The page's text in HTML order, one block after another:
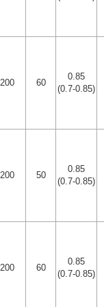
200 60
0.85
(0.7-0.85)
200 50
0.85
(0.7-0.85)
200 60
0.85
(0.7-0.85)